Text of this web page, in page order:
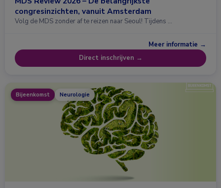
congresinzichten, vanuit Amsterdam
Volg de MDS zonder af te reizen naar Seoul! Tijdens …
Meer informatie →
Direct inschrijven →
Bijeenkomst Neurologie